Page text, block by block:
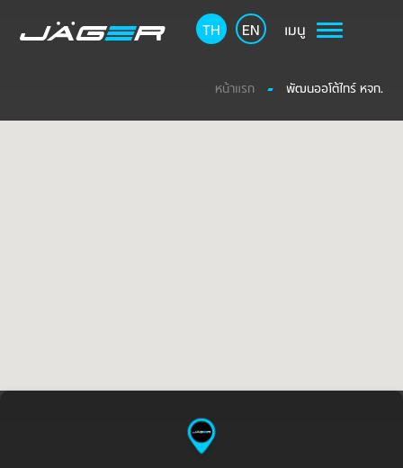
TH EN เมนู
หน้าแรก พัฒนออโต้ไทร์ หจก.